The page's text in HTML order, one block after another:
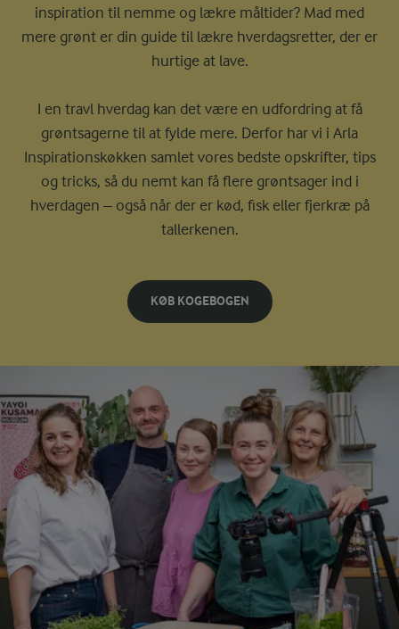
inspiration til nemme og lækre måltider? Mad med
mere grønt er din guide til lækre hverdagsretter, der er
hurtige at lave.
I en travl hverdag kan det være en udfordring at få
grøntsagerne til at fylde mere. Derfor har vi i Arla
Inspirationskøkken samlet vores bedste opskrifter, tips
og tricks, så du nemt kan få flere grøntsager ind i
hverdagen – også når der er kød, fisk eller fjerkræ på
tallerkenen.
KØB KOGEBOGEN